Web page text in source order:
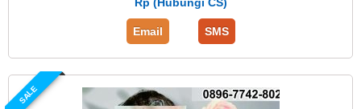
Email SMS
SALE